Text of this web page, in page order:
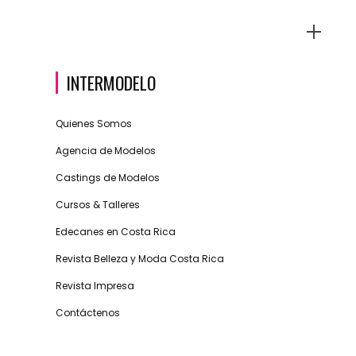
INTERMODELO
Quienes Somos
Agencia de Modelos
Castings de Modelos
Cursos & Talleres
Edecanes en Costa Rica
Revista Belleza y Moda Costa Rica
Revista Impresa
Contáctenos